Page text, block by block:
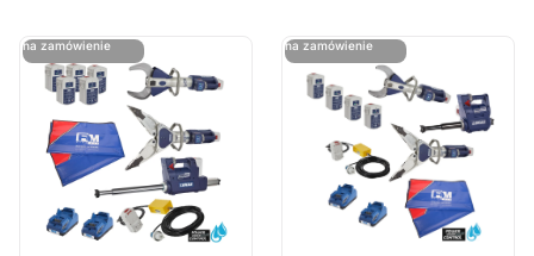
na
zamówien
ie
na
zamówien
ie
na zamówienie
ostatnie sztuki na zamówienie
ostatnie sztuki